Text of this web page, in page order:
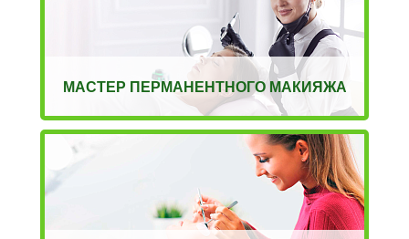
МАСТЕР ПЕРМАНЕНТНОГО МАКИЯЖА